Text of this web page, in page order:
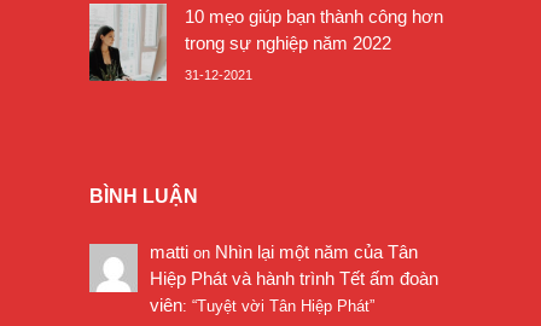
10 mẹo giúp bạn thành công hơn
trong sự nghiệp năm 2022
31-12-2021
BÌNH LUẬN
matti on Nhìn lại một năm của Tân
Hiệp Phát và hành trình Tết ấm đoàn
viên: “Tuyệt vời Tân Hiệp Phát”